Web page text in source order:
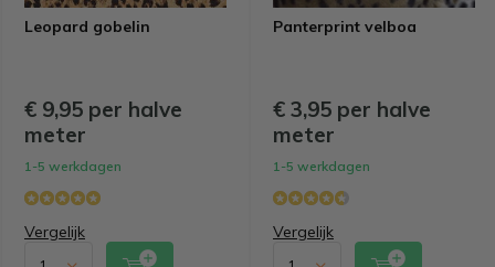
Leopard gobelin
€ 9,95 per halve
meter
1-5 werkdagen
Vergelijk
Panterprint velboa
€ 3,95 per halve
meter
1-5 werkdagen
Vergelijk